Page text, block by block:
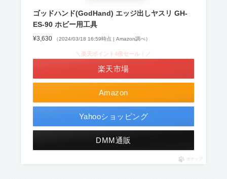
ゴッドハンド(GodHand) エッジ出しヤスリ GH-
ES-90 ホビー用工具
¥3,630 （2024/03/18 16:59時点 | Amazon調べ）
Amazon
＼楽天ポイント4倍セール！／
楽天市場
Yahooショッピング
DMM通販
ポチップ